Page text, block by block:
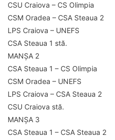
CSU Craiova – CS Olimpia
CSM Oradea – CSA Steaua 2
LPS Craiova – UNEFS
CSA Steaua 1 stă.
MANȘA 2
CSA Steaua 1 – CS Olimpia
CSM Oradea – UNEFS
LPS Craiova – CSA Steaua 2
CSU Craiova stă.
MANȘA 3
CSA Steaua 1 – CSA Steaua 2